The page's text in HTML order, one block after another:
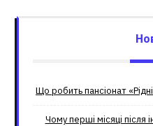
Що робить пансіонат
Чому перші місяці після